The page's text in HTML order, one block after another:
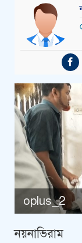
oplus_2